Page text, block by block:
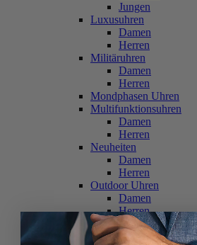
Jungen
Luxusuhren
Damen
Herren
Militäruhren
Damen
Herren
Mondphasen Uhren
Multifunktionsuhren
Damen
Herren
Neuheiten
Damen
Herren
Outdoor Uhren
Damen
Herren
Schweizer Uhren
Damen